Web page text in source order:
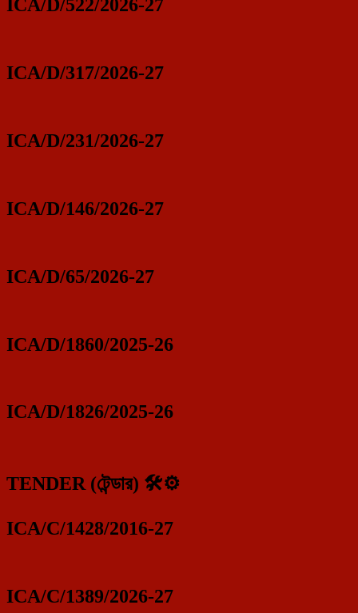
ICA/D/522/2026-27
ICA/D/317/2026-27
ICA/D/231/2026-27
ICA/D/146/2026-27
ICA/D/65/2026-27
ICA/D/1860/2025-26
ICA/D/1826/2025-26
TENDER (টেন্ডার) 🛠️⚙️
ICA/C/1428/2016-27
ICA/C/1389/2026-27